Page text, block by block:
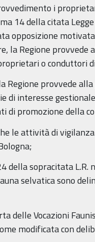
i
14 della citata
opposizione
la Regione
o conduttori
Regione provvede
di interesse
di promozione della
le attività di
della sopracitata
selvatica sono
delle Vocazioni
modificata con